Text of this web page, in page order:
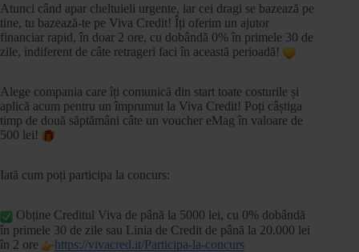
Atunci când apar cheltuieli urgente, iar cei dragi se bazează pe
tine, tu bazează-te pe Viva Credit! Îți oferim un ajutor
financiar rapid, în doar 2 ore, cu dobândă 0% în primele 30 de
zile, indiferent de câte retrageri faci în această perioadă!
Alege compania care îți comunică din start toate costurile și
aplică acum pentru un împrumut la Viva Credit! Poți câștiga
timp de două săptămâni câte un voucher eMag în valoare de
500 lei!
Iată cum poți participa la concurs:
Obține Creditul Viva de până la 5000 lei, cu 0% dobândă
în primele 30 de zile sau Linia de Credit de până la 20.000 lei
în 2 ore
https://vivacred.it/Participa-la-concurs